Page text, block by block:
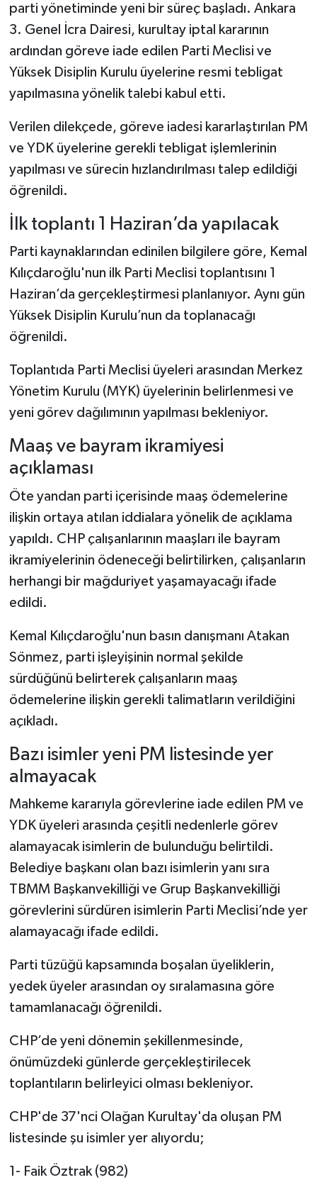
parti yönetiminde yeni bir süreç başladı. Ankara
3. Genel İcra Dairesi, kurultay iptal kararının
ardından göreve iade edilen Parti Meclisi ve
Yüksek Disiplin Kurulu üyelerine resmi tebligat
yapılmasına yönelik talebi kabul etti.
Verilen dilekçede, göreve iadesi kararlaştırılan PM
ve YDK üyelerine gerekli tebligat işlemlerinin
yapılması ve sürecin hızlandırılması talep edildiği
öğrenildi.
İlk toplantı 1 Haziran’da yapılacak
Parti kaynaklarından edinilen bilgilere göre, Kemal
Kılıçdaroğlu'nun ilk Parti Meclisi toplantısını 1
Haziran’da gerçekleştirmesi planlanıyor. Aynı gün
Yüksek Disiplin Kurulu’nun da toplanacağı
öğrenildi.
Toplantıda Parti Meclisi üyeleri arasından Merkez
Yönetim Kurulu (MYK) üyelerinin belirlenmesi ve
yeni görev dağılımının yapılması bekleniyor.
Maaş ve bayram ikramiyesi
açıklaması
Öte yandan parti içerisinde maaş ödemelerine
ilişkin ortaya atılan iddialara yönelik de açıklama
yapıldı. CHP çalışanlarının maaşları ile bayram
ikramiyelerinin ödeneceği belirtilirken, çalışanların
herhangi bir mağduriyet yaşamayacağı ifade
edildi.
Kemal Kılıçdaroğlu'nun basın danışmanı Atakan
Sönmez, parti işleyişinin normal şekilde
sürdüğünü belirterek çalışanların maaş
ödemelerine ilişkin gerekli talimatların verildiğini
açıkladı.
Bazı isimler yeni PM listesinde yer
almayacak
Mahkeme kararıyla görevlerine iade edilen PM ve
YDK üyeleri arasında çeşitli nedenlerle görev
alamayacak isimlerin de bulunduğu belirtildi.
Belediye başkanı olan bazı isimlerin yanı sıra
TBMM Başkanvekilliği ve Grup Başkanvekilliği
görevlerini sürdüren isimlerin Parti Meclisi’nde yer
alamayacağı ifade edildi.
Parti tüzüğü kapsamında boşalan üyeliklerin,
yedek üyeler arasından oy sıralamasına göre
tamamlanacağı öğrenildi.
CHP’de yeni dönemin şekillenmesinde,
önümüzdeki günlerde gerçekleştirilecek
toplantıların belirleyici olması bekleniyor.
CHP'de 37'nci Olağan Kurultay'da oluşan PM
listesinde şu isimler yer alıyordu;
1- Faik Öztrak (982)